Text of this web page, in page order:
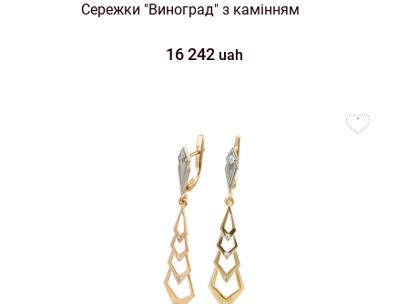
Сережки "Виноград" з камінням
16 242 uah
favorites